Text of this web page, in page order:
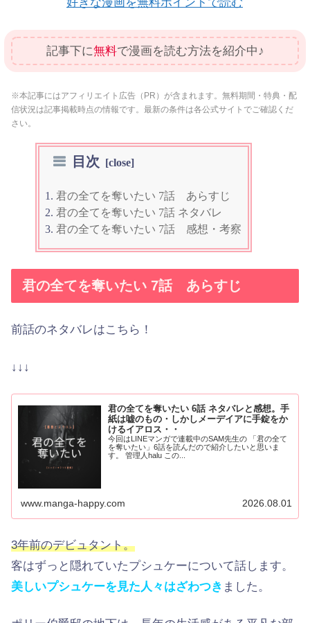
記事下に無料で漫画を読む方法を紹介中♪
※本記事にはアフィリエイト広告（PR）が含まれます。無料期間・特典・配
信状況は記事掲載時点の情報です。最新の条件は各公式サイトでご確認くだ
さい。
目次
君の全てを奪いたい 7話 あらすじ
君の全てを奪いたい 7話 ネタバレ
君の全てを奪いたい 7話 感想・考察
君の全てを奪いたい 7話 あらすじ
前話のネタバレはこちら！
↓↓↓
君の全てを奪いたい 6話 ネタバレと感想。手
紙は嘘のもの・しかしメーデイアに手錠をか
けるイアロス・・
今回はLINEマンガで連載中のSAM先生の 「君の全て
を奪いたい」6話を読んだので紹介したいと思いま
す。 管理人halu この...
www.manga-happy.com 2026.08.01
3年前のデビュタント。
客はずっと隠れていたプシュケーについて話します。
美しいプシュケーを見た人々はざわつき ました。